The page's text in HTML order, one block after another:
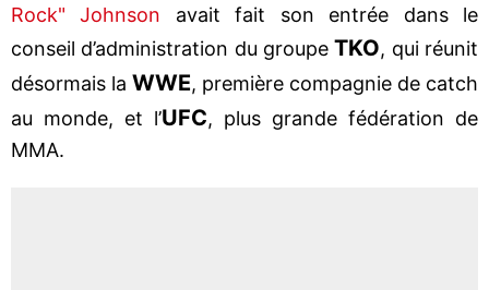
Rock" Johnson avait fait son entrée dans le
conseil d’administration du groupeTKO, qui réunit
désormais la WWE, première compagnie de catch
au monde, et l’UFC, plus grande fédération de
MMA.